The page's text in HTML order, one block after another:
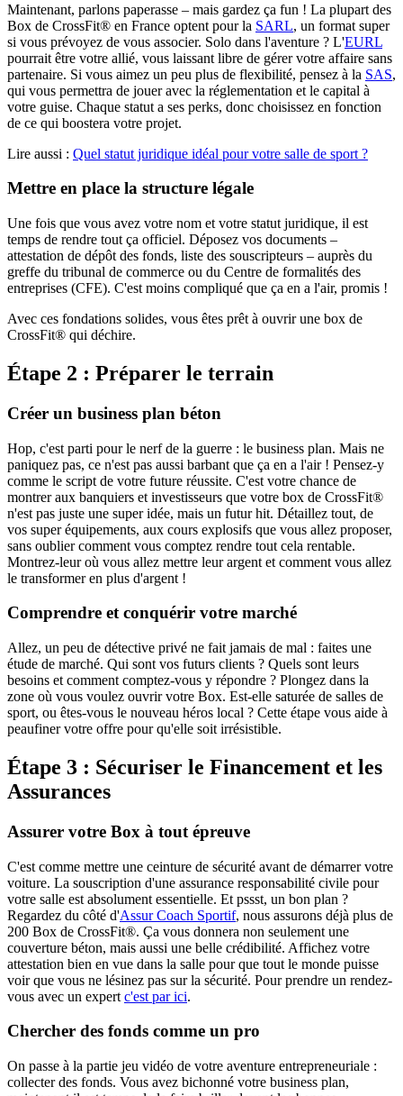
Maintenant, parlons paperasse – mais gardez ça fun ! La plupart des
Box de CrossFit® en France optent pour la SARL, un format super
si vous prévoyez de vous associer. Solo dans l'aventure ? L'EURL
pourrait être votre allié, vous laissant libre de gérer votre affaire sans
partenaire. Si vous aimez un peu plus de flexibilité, pensez à la SAS,
qui vous permettra de jouer avec la réglementation et le capital à
votre guise. Chaque statut a ses perks, donc choisissez en fonction
de ce qui boostera votre projet.
Lire aussi : Quel statut juridique idéal pour votre salle de sport ?
Mettre en place la structure légale
Une fois que vous avez votre nom et votre statut juridique, il est
temps de rendre tout ça officiel. Déposez vos documents –
attestation de dépôt des fonds, liste des souscripteurs – auprès du
greffe du tribunal de commerce ou du Centre de formalités des
entreprises (CFE). C'est moins compliqué que ça en a l'air, promis !
Avec ces fondations solides, vous êtes prêt à ouvrir une box de
CrossFit® qui déchire.
Étape 2 : Préparer le terrain
Créer un business plan béton
Hop, c'est parti pour le nerf de la guerre : le business plan. Mais ne
paniquez pas, ce n'est pas aussi barbant que ça en a l'air ! Pensez-y
comme le script de votre future réussite. C'est votre chance de
montrer aux banquiers et investisseurs que votre box de CrossFit®
n'est pas juste une super idée, mais un futur hit. Détaillez tout, de
vos super équipements, aux cours explosifs que vous allez proposer,
sans oublier comment vous comptez rendre tout cela rentable.
Montrez-leur où vous allez mettre leur argent et comment vous allez
le transformer en plus d'argent !
Comprendre et conquérir votre marché
Allez, un peu de détective privé ne fait jamais de mal : faites une
étude de marché. Qui sont vos futurs clients ? Quels sont leurs
besoins et comment comptez-vous y répondre ? Plongez dans la
zone où vous voulez ouvrir votre Box. Est-elle saturée de salles de
sport, ou êtes-vous le nouveau héros local ? Cette étape vous aide à
peaufiner votre offre pour qu'elle soit irrésistible.
Étape 3 : Sécuriser le Financement et les
Assurances
Assurer votre Box à tout épreuve
C'est comme mettre une ceinture de sécurité avant de démarrer votre
voiture. La souscription d'une assurance responsabilité civile pour
votre salle est absolument essentielle. Et pssst, un bon plan ?
Regardez du côté d'Assur Coach Sportif, nous assurons déjà plus de
200 Box de CrossFit®. Ça vous donnera non seulement une
couverture béton, mais aussi une belle crédibilité. Affichez votre
attestation bien en vue dans la salle pour que tout le monde puisse
voir que vous ne lésinez pas sur la sécurité. Pour prendre un rendez-
vous avec un expert c'est par ici.
Chercher des fonds comme un pro
On passe à la partie jeu vidéo de votre aventure entrepreneuriale :
collecter des fonds. Vous avez bichonné votre business plan,